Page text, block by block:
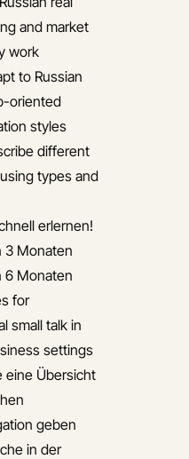
and market
work
to Russian
oriented
styles
different
types and
erlernen!
3 Monaten
6 Monaten
for
small talk in
settings
eine Übersicht
geben
in der